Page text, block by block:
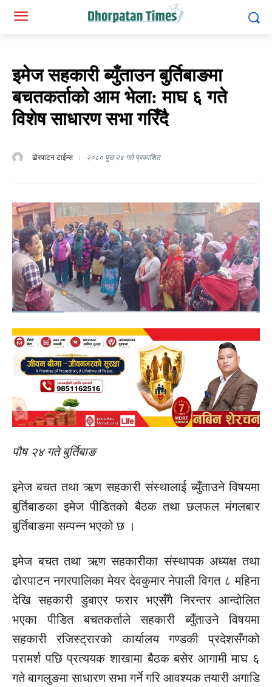
इमेज सहकारी ब्युँताउन बुर्तिबाङमा
बचतकर्ताको आम भेला: माघ ६ गते
विशेष साधारण सभा गरिँदै
ढोरपाटन टाईम्स २०८० पुस २४ गते प्रकाशित
पौष २४ गते बुर्तिबाङ
इमेज बचत तथा ऋण सहकारी संस्थालाई ब्युँताउने विषयमा
बुर्तिबाङका इमेज पीडितको बैठक तथा छलफल मंगलबार
बुर्तिबाङमा सम्पन्न भएको छ ।
इमेज बचत तथा ऋण सहकारीका संस्थापक अध्यक्ष तथा
ढोरपाटन नगरपालिका मेयर देवकुमार नेपाली विगत ८ महिना
देखि सहकारी डुबाएर फरार भएसँगै निरन्तर आन्दोलित
भएका पीडित बचतकर्ताले सहकारी ब्युँताउने विषयमा
सहकारी रजिस्ट्रारको कार्यालय गण्डकी प्रदेशसँगको
परामर्श पछि प्रत्ययक शाखामा बैठक बसेर आगामी माघ ६
गते बागलुङमा साधारण सभा गर्ने गरि आवश्यक तयारी अगाडि